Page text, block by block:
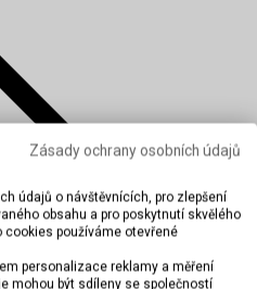
Zásady ochrany osobních údajů
údajů o návštěvnících, pro zlepšení
obsahu a pro poskytnutí skvělého
cookies používáme otevřené
personalizace reklamy a měření
mohou být sdíleny se společností